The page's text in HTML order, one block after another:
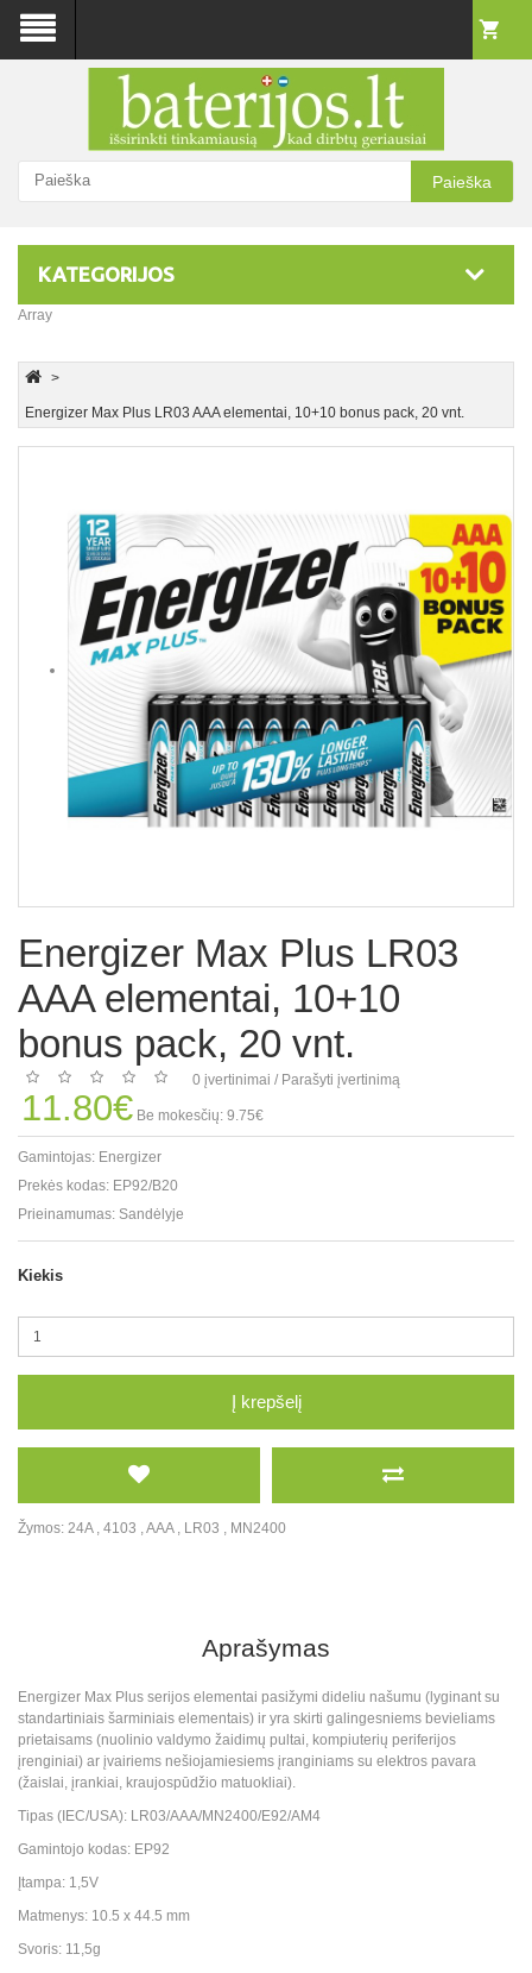
Paieška
KATEGORIJOS
Array
Energizer Max Plus LR03 AAA elementai, 10+10 bonus pack, 20 vnt.
Energizer Max Plus LR03
AAA elementai, 10+10
bonus pack, 20 vnt.
0 įvertinimai / Parašyti įvertinimą
11.80€ Be mokesčių: 9.75€
Gamintojas: Energizer
Prekės kodas: EP92/B20
Prieinamumas: Sandėlyje
Kiekis
Į krepšelį
Žymos: 24A, 4103 ,AAA, LR03 , MN2400
Aprašymas
Energizer Max Plus serijos elementai pasižymi dideliu našumu (lyginant su
standartiniais šarminiais elementais) ir yra skirti galingesniems bevieliams
prietaisams (nuolinio valdymo žaidimų pultai, kompiuterių periferijos
įrenginiai) ar įvairiems nešiojamiesiems įranginiams su elektros pavara
(žaislai, įrankiai, kraujospūdžio matuokliai).
Tipas (IEC/USA): LR03/AAA/MN2400/E92/AM4
Gamintojo kodas: EP92
Įtampa: 1,5V
Matmenys: 10.5 x 44.5 mm
Svoris: 11,5g